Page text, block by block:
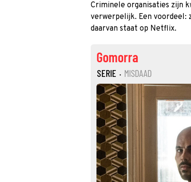
Criminele organisaties zijn
verwerpelijk. Een voordeel:
daarvan staat op Netflix.
Gomorra
SERIE · MISDAAD